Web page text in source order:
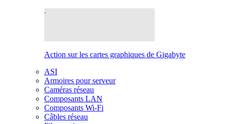
Action sur les cartes graphiques de Gigabyte
ASI
Armoires pour serveur
Caméras réseau
Composants LAN
Composants Wi-Fi
Câbles réseau